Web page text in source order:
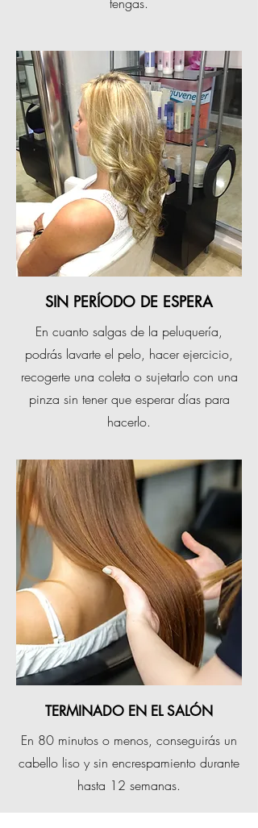
SIN PERÍODO DE ESPERA
En cuanto salgas de la peluquería,
podrás lavarte el pelo, hacer ejercicio,
recogerte una coleta o sujetarlo con una
pinza sin tener que esperar días para
hacerlo.
TERMINADO EN EL SALÓN
En 80 minutos o menos, conseguirás un
cabello liso y sin encrespamiento durante
hasta 12 semanas.